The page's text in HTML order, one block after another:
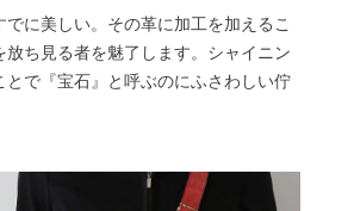
でに美しい。その革に加工を加えるこ
放ち見る者を魅了します。シャイニン
とで『宝石』と呼ぶのにふさわしい佇